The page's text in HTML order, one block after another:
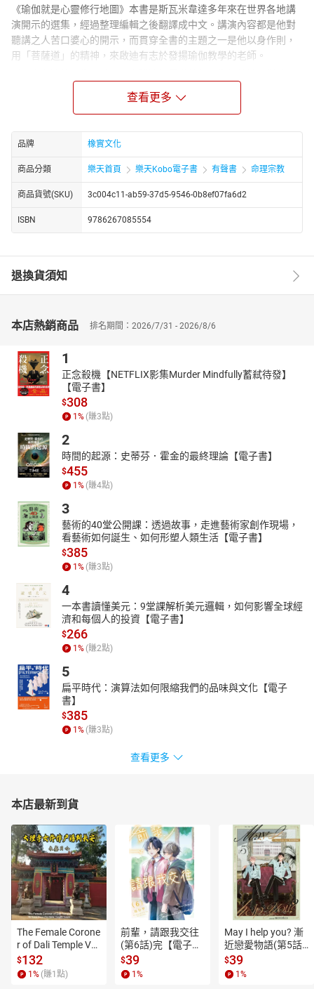
《瑜伽就是心靈修行地圖》本書是斯瓦米韋達多年來在世界各地講
演開示的選集，經過整理編輯之後翻譯成中文。講演內容都是他對
聽講之人苦口婆心的開示，而貫穿全書的主題之一是他以身作則，
用「菩薩道」的精神，來啟迪有志於發揚瑜伽教學的老師。
言，身為一名瑜伽教師不是職業，而是使命。所以他勉勵大家，尤
其是瑜伽老師，一定要注意自己心靈的成長，因為老師要傳授的重
答，給予更貼近生活的建議。即便是志不在成為老師的讀者，也能
對於喜馬拉雅瑜伽的修行有更深入的理解。
喜馬拉雅傳承的教導，側重於明瞭「靈」和「心」
瑜伽老師應著重於自己的心靈成長，並與學生建立連結
在上課之前進行冥想，讓自己成為上師靈的教學管道
當老師充滿了能量、愛、慈悲，學生就會過來找你
於你的東西。心要只覺知到心，裡面沒有任何外面丟進來的東西。
覺識只覺知到覺識，沒有任何參雜。靜坐者所學到的是，如何調
自由就是覺知到我內在的那份圓滿充實。在那份圓滿充實中，你我
力可以為自己的生命、為自己的心識從事創造。一旦有了那份圓滿
充實，就沒有你做不到的事。
◎關於靜默
靜默的目的，在於停止把你所習慣執著的對象當作是你自己，你不
你該求的是，心能做得了自己的主。
靜默的定義應該是，練習讓心能自主，不要依賴那些外物來認定自
己，不依賴世間經驗以及它們的對象。那麼，智慧就會自然流出
來。能放下知識，智慧就開了。
在靜默中的人，不論男女，都不需要防衛自己，因為沒有需要防衛
的對象。別人的所作所為，不是你的作為。你只要管自己的作為是
正確的，是對的，那就是智慧。它會由你的內在生起，會引導你。
教課的老師，不算是老師。教育個別之人的老師，才算是老師。無
論你心靈能去到、領悟到哪個境地，你能把別人也帶到那個境地，
才堪稱一位老師。你對一己的證悟、自己心靈的覺醒，還是要堅持
下去，那才叫教學。
教學時要準備的是你自己，要讓自己連結到上師靈，連結那彌布一
切、遍布一切的聖靈。在心中把那個老師的席位呈現給上師靈，心
中虔誠默想：「請來施教。」那麼上師靈就會透過你來教。能這樣
教，你自己才會因而學到東西，因為祖師們會透過你的心識在教
你。
老師之所以教學，是在為那個知識來源的傳承而服務。教學的原
作是愛。你不過正好加入了這個傳承來完成你的工作。
自己造成什麼改變，觀察你的情緒帶來什麼影響，觀察、觀察、自
我觀察，連做瑜伽的體位法也變成是一種冥想。然後要養成每天固
定的冥想習慣。無論你多忙，不要停止冥想。這些都是老師成長的
原理。
製作：大雁出版基地／橡實文化X當下文創 共同製作
朗讀者：陳廷宇
【作者介紹】
斯瓦米韋達．帕若堤（Swami Veda Bharati）
來自喜馬拉雅山的瑜伽大師、禪修者、詩人、學者、心靈導師。
1933年出生於印度一個哲學思想濃厚的梵語家庭，自幼在家中學
習，未入讀過正式學校。九歲時即能為人講授帕坦迦利的《瑜伽
查看更多
品牌 橡實文化
商品分類 樂天首頁 樂天Kobo電子書 有聲書 命理宗教
商品貨號(SKU) 3c004c11-ab59-37d5-9546-0b8ef07fa6d2
ISBN 9786267085554
退換貨須知
本店熱銷商品 排名期間：2026/7/31 - 2026/8/6
1
正念殺機【NETFLIX影集Murder Mindfully蓄弒待發】
【電子書】
$308
1 % (賺3點)
2
時間的起源：史蒂芬．霍金的最終理論【電子書】
$455
1 % (賺4點)
3
藝術的40堂公開課：透過故事，走進藝術家創作現場，
看藝術如何誕生、如何形塑人類生活【電子書】
$385
1 % (賺3點)
4
一本書讀懂美元：9堂課解析美元邏輯，如何影響全球經
濟和每個人的投資【電子書】
$266
1 % (賺2點)
5
扁平時代：演算法如何限縮我們的品味與文化【電子
書】
$385
1 % (賺3點)
查看更多
本店最新到貨
The Female Corone
r of Dali Temple Vo
l.6【有聲書】
$132
1 % (賺1 點)
前輩，請跟我交往
(第6話)完【電子
書】
$39
1 %
May I help you? 漸
近戀愛物語(第5話)
【電子書】
$39
1 %